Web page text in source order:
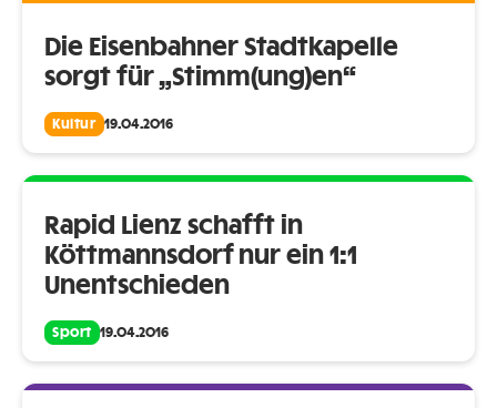
Die Eisenbahner Stadtkapelle
sorgt für „Stimm(ung)en“
Kultur 19.04.2016
Rapid Lienz schafft in
Köttmannsdorf nur ein 1:1
Unentschieden
Sport 19.04.2016